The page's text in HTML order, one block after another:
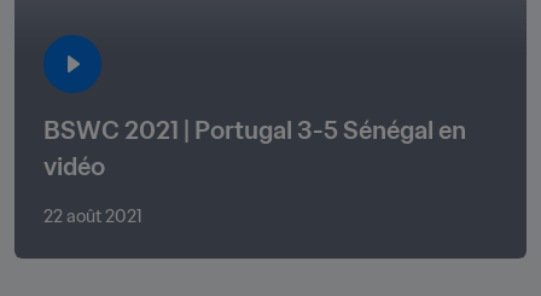
BSWC 2021 | Portugal 3-5 Sénégal en
vidéo
22 août 2021